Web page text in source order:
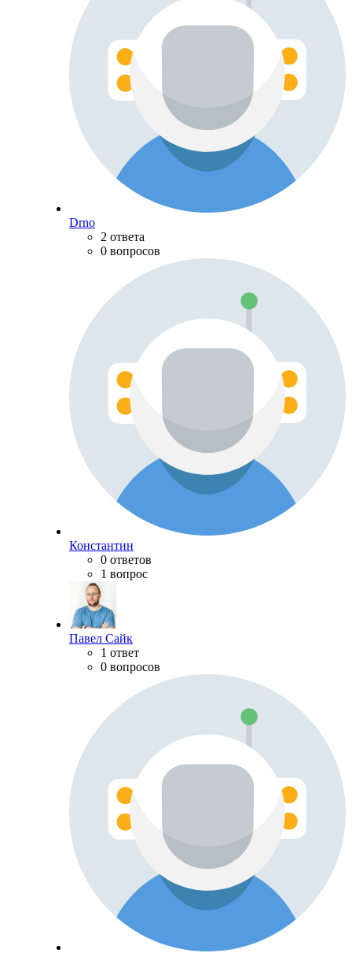
Drno
2 ответа
0 вопросов
Константин
0 ответов
1 вопрос
Павел Сайк
1 ответ
0 вопросов